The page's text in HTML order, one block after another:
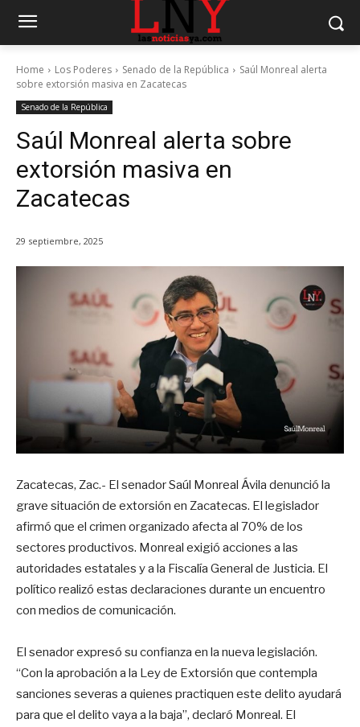
Home Los Poderes Senado de la República
Saúl Monreal alerta
sobre extorsión masiva en Zacatecas
Senado de la República
Saúl Monreal alerta sobre
extorsión masiva en
Zacatecas
29 septiembre, 2025
Zacatecas, Zac.- El senador Saúl Monreal Ávila denunció la
grave situación de extorsión en Zacatecas. El legislador
afirmó que el crimen organizado afecta al 70% de los
sectores productivos. Monreal exigió acciones a las
autoridades estatales y a la Fiscalía General de Justicia. El
político realizó estas declaraciones durante un encuentro
con medios de comunicación.
El senador expresó su confianza en la nueva legislación.
“Con la aprobación a la Ley de Extorsión que contempla
sanciones severas a quienes practiquen este delito ayudará
para que el delito vaya a la baja”, declaró Monreal. El